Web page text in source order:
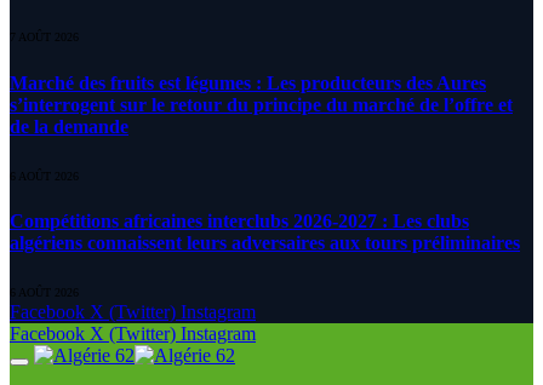
7 AOÛT 2026
Marché des fruits est légumes : Les producteurs des Aures
s’interrogent sur le retour du principe du marché de l’offre et
de la demande
6 AOÛT 2026
Compétitions africaines interclubs 2026-2027 : Les clubs
algériens connaissent leurs adversaires aux tours préliminaires
6 AOÛT 2026
Facebook X (Twitter) Instagram
Facebook X (Twitter) Instagram